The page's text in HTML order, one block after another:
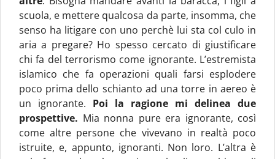
scuola, e mettere qualcosa da parte, insomma, che
senso ha litigare con uno perchè lui sta col culo in
aria a pregare? Ho spesso cercato di giustificare
chi fa del terrorismo come ignorante. L’estremista
islamico che fa operazioni quali farsi esplodere
poco prima dello schianto ad una torre in aereo è
un ignorante. Poi la ragione mi delinea due
prospettive. Mia nonna pure era ignorante, così
come altre persone che vivevano in realtà poco
istruite, e, appunto, ignoranti. Non loro. L’altra è